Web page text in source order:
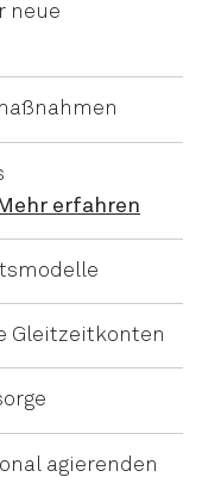
neue
Mehr erfahren
Gleitzeitkonten
agierenden